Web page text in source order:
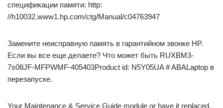
спецификации памяти: http:
//h10032.www1.hp.com/ctg/Manual/c04763947
Замените неисправную память в гарантийном звонке HP.
Если вы все еще делаете? Что может быть RUXBM3-
7s08JF-MFPWMF-405403Product id: N5Y05UA # ABALaptop в
перезапуске.
Your Maintenance & Service Guide module or have it replaced.